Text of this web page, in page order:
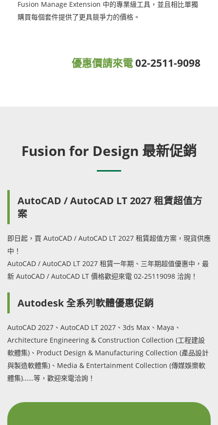
Fusion Manage Extension 中的專業級工具，並且相比單獨
購買每個套件提供了更具競爭力的價格。
優惠價請來電02-2511-9098
Fusion for Design 最新促銷
AutoCAD / AutoCAD LT 2027 租賃超值方
案
即日起，買 AutoCAD / AutoCAD LT 2027 租賃超值方案，現貨供應
中！
AutoCAD / AutoCAD LT 2027 租賃一年期、三年期超值優惠中，最
新 AutoCAD / AutoCAD LT 價格歡迎來電 02-25119098 洽詢！
Autodesk 全系列軟體優惠促銷
AutoCAD 2027、AutoCAD LT 2027、3ds Max、Maya、
Architecture Engineering & Construction Collection (工程建設
軟體集)、Product Design & Manufacturing Collection (產品設計
與製造軟體集)、Media & Entertainment Collection (傳媒娛樂軟
體集)……等，歡迎來電洽詢！